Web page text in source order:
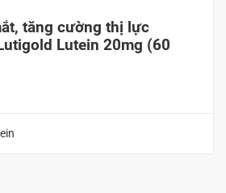
tăng cường thị lực
Lutein 20mg (60